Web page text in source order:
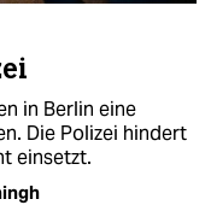
in Berlin eine
Die Polizei hindert
einsetzt.